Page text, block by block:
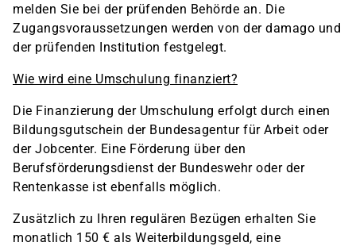
melden Sie bei der prüfenden Behörde an. Die
Zugangsvoraussetzungen werden von der damago und
der prüfenden Institution festgelegt.
Wie wird eine Umschulung finanziert?
Die Finanzierung der Umschulung erfolgt durch einen
Bildungsgutschein der Bundesagentur für Arbeit oder
der Jobcenter. Eine Förderung über den
Berufsförderungsdienst der Bundeswehr oder der
Rentenkasse ist ebenfalls möglich.
Zusätzlich zu Ihren regulären Bezügen erhalten Sie
monatlich 150 € als Weiterbildungsgeld, eine